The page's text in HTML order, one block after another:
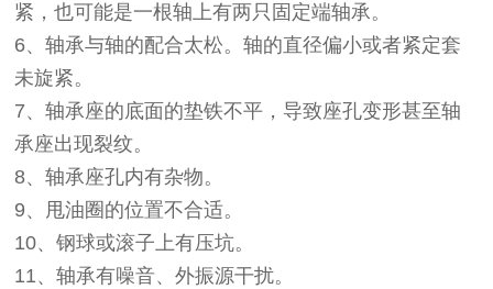
紧，也可能是一根轴上有两只固定端轴承。
6、轴承与轴的配合太松。轴的直径偏小或者紧定套
未旋紧。
7、轴承座的底面的垫铁不平，导致座孔变形甚至轴
承座出现裂纹。
8、轴承座孔内有杂物。
9、甩油圈的位置不合适。
10、钢球或滚子上有压坑。
11、轴承有噪音、外振源干扰。